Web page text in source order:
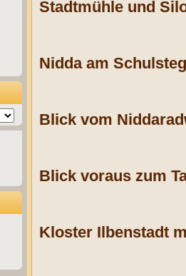
Stadtmühle und
Nidda am
Blick vom
Blick voraus zum
Kloster Ilbenstadt